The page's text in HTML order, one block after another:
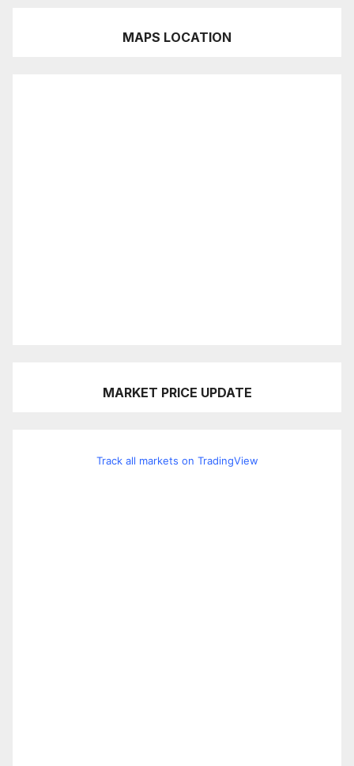
MAPS LOCATION
MARKET PRICE UPDATE
Track all markets on TradingView